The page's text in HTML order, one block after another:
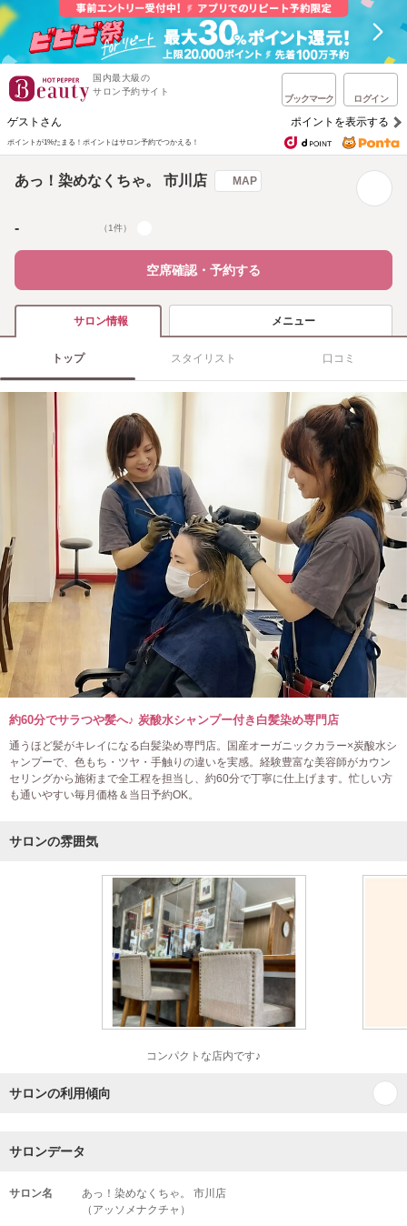
国内最大級の
サロン予約サイト
ブックマーク ログイン
ゲストさん ポイントを表示する
ポイントが1%たまる！ ポイントはサロン予約でつかえる！
あっ！染めなくちゃ。 市川店 MAP
- （1件）
空席確認・予約する
サロン情報 メニュー
トップ スタイリスト 口コミ
約60分でサラつや髪へ♪ 炭酸水シャンプー付き白髪染め専門店
通うほど髪がキレイになる白髪染め専門店。国産オーガニックカラー×炭酸水シ
ャンプーで、色もち・ツヤ・手触りの違いを実感。経験豊富な美容師がカウン
セリングから施術まで全工程を担当し、約60分で丁寧に仕上げます。忙しい方
も通いやすい毎月価格＆当日予約OK。
サロンの雰囲気
コンパクトな店内です♪
サロンの利用傾向
サロンデータ
サロン名
あっ！染めなくちゃ。 市川店
（アッソメナクチャ）